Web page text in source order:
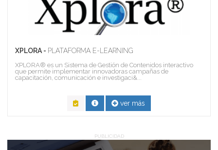
XPLORA - PLATAFORMA E-LEARNING
XPLORA® es un Sistema de Gestión de Contenidos interactivo
que permite implementar innovadoras campañas de
capacitación, comunicación e investigaci&...
ver más
PUBLICIDAD